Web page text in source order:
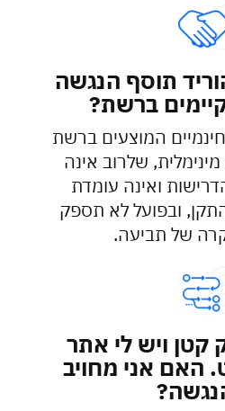
תוסף הנגשה
ברשת?
המוצעים ברשת
שלרוב אינה
ואינה עומדת
ובפועל לא תספק
של תביעה.
קטן ויש לי אתר
האם אני מחויב